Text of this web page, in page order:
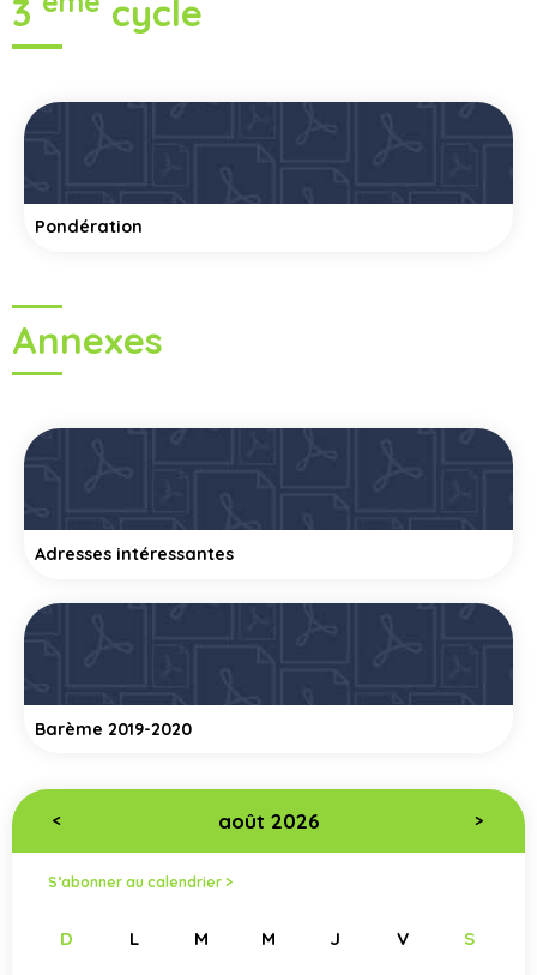
3 cycle
Pondération
Annexes
Adresses intéressantes
Barème 2019-2020
< août 2026 >
S’abonner au calendrier >
D L M M J V S